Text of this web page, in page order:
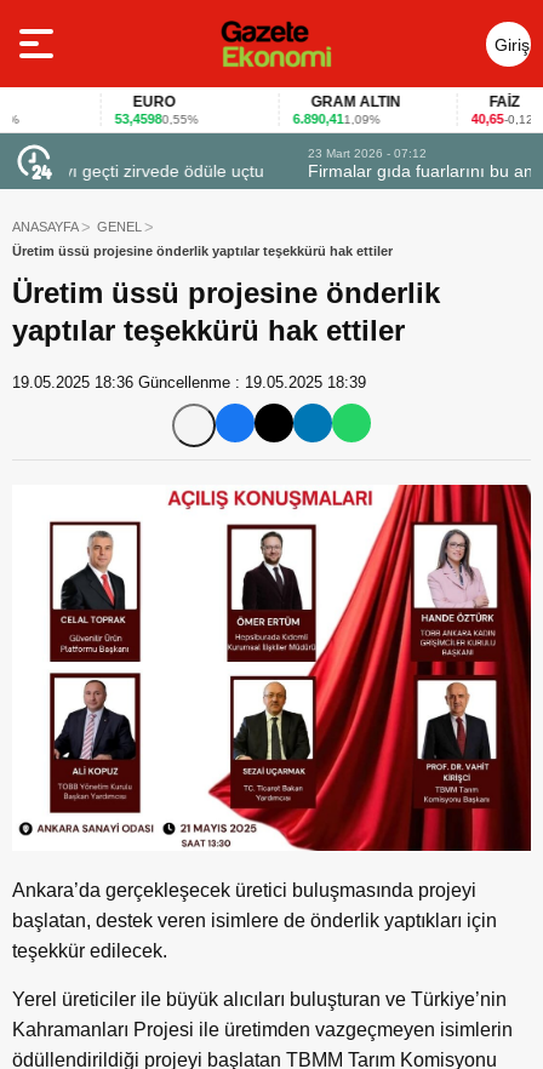
Giriş
Yap
EURO
53,45980,55%
GRAM ALTIN
6.890,411,09%
FAİZ
40,65-0,12%
Firmalar gıda fuarlarını bu anket ile değerlendirdi
ANASAYFA
GENEL
Üretim üssü projesine önderlik yaptılar teşekkürü hak ettiler
Üretim üssü projesine önderlik
yaptılar teşekkürü hak ettiler
19.05.2025 18:36 Güncellenme : 19.05.2025 18:39
Ankara’da gerçekleşecek üretici buluşmasında projeyi
başlatan, destek veren isimlere de önderlik yaptıkları için
teşekkür edilecek.
Yerel üreticiler ile büyük alıcıları buluşturan ve Türkiye’nin
Kahramanları Projesi ile üretimden vazgeçmeyen isimlerin
ödüllendirildiği projeyi başlatan TBMM Tarım Komisyonu